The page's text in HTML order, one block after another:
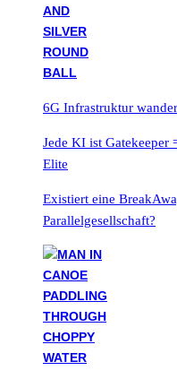
6G Infrastruktur
Jede KI ist Gatekeeper
Elite
Existiert eine
Parallelgesellschaft?